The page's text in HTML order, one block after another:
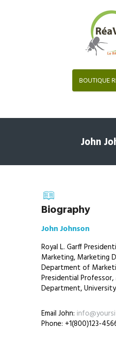
BOUTIQUE
John
Biography
John Johnson
Royal L. Garff
Marketing, Marketing
Department of
Presidential
Department,
Email John:
Phone: +1(800)123-